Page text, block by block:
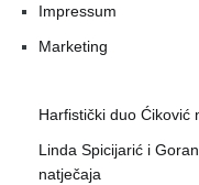
Impressum
Marketing
Harfistički duo Ćiković
Linda Spicijarić i
natječaja